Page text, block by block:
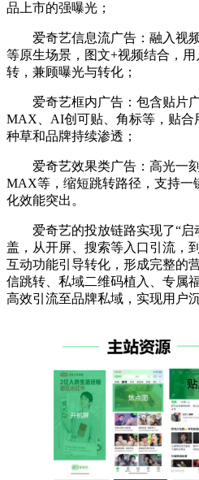
品上市的强曝光；
爱奇艺信息流广告：融入视
等原生场景，图文+视频结合，
转，兼顾曝光与转化；
爱奇艺框内广告：包含贴片
MAX、AI创可贴、角标等，贴合
种草和品牌持续渗透；
爱奇艺效果类广告：高光一
MAX等，缩短跳转路径，支持一
化效能突出。
爱奇艺的投放链路实现了“
盖，从开屏、搜索等入口引流，
互动功能引导转化，形成完整的
信跳转、私域二维码植入、专属
高效引流至品牌私域，实现用户